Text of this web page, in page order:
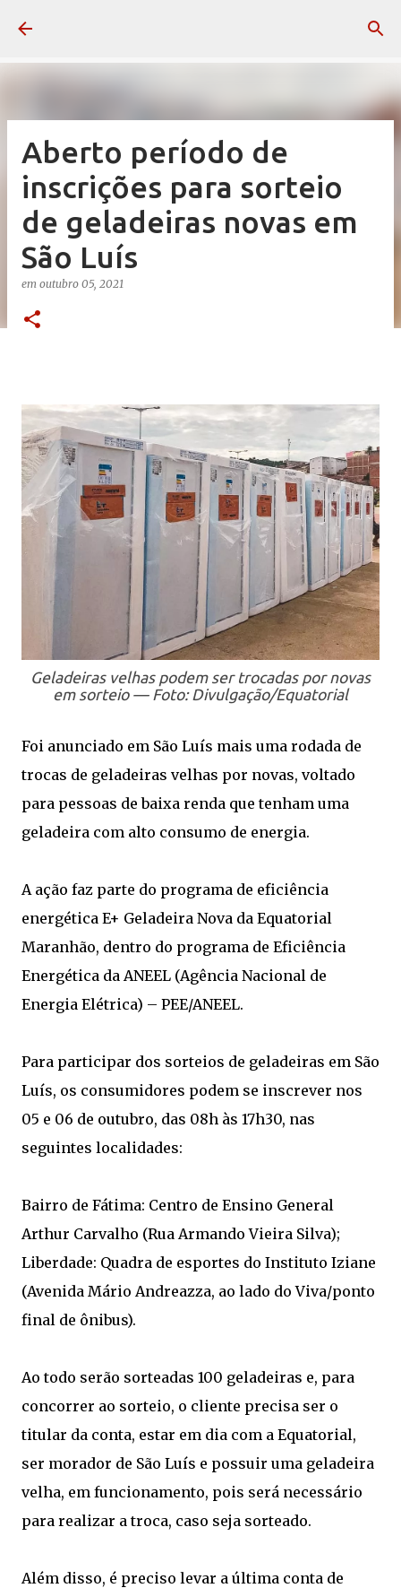
Aberto período de
inscrições para sorteio
de geladeiras novas em
São Luís
em outubro 05, 2021
Geladeiras velhas podem ser trocadas por novas
em sorteio — Foto: Divulgação/Equatorial
Foi anunciado em São Luís mais uma rodada de
trocas de geladeiras velhas por novas, voltado
para pessoas de baixa renda que tenham uma
geladeira com alto consumo de energia.
A ação faz parte do programa de eficiência
energética E+ Geladeira Nova da Equatorial
Maranhão, dentro do programa de Eficiência
Energética da ANEEL (Agência Nacional de
Energia Elétrica) – PEE/ANEEL.
Para participar dos sorteios de geladeiras em São
Luís, os consumidores podem se inscrever nos
05 e 06 de outubro, das 08h às 17h30, nas
seguintes localidades:
Bairro de Fátima: Centro de Ensino General
Arthur Carvalho (Rua Armando Vieira Silva);
Liberdade: Quadra de esportes do Instituto Iziane
(Avenida Mário Andreazza, ao lado do Viva/ponto
final de ônibus).
Ao todo serão sorteadas 100 geladeiras e, para
concorrer ao sorteio, o cliente precisa ser o
titular da conta, estar em dia com a Equatorial,
ser morador de São Luís e possuir uma geladeira
velha, em funcionamento, pois será necessário
para realizar a troca, caso seja sorteado.
Além disso, é preciso levar a última conta de